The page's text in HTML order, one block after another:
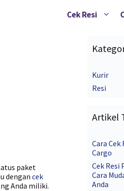
Cek Resi
paket
dengancek
Anda miliki.
Kurir
Resi
Artikel
Cara Cek
Cargo
Cek Resi
Cara
Anda